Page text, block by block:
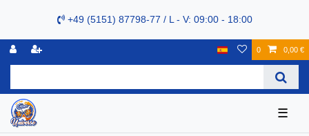
+49 (5151) 87798-77 / L - V: 09:00 - 18:00
0 0,00 €
☰